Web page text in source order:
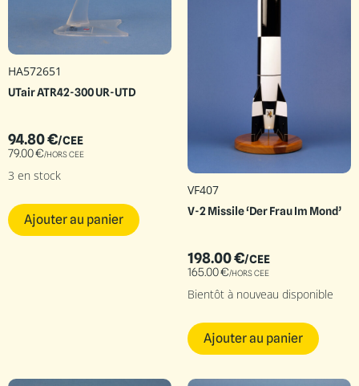
HA572651
UTair ATR42-300 UR-UTD
94.80€/CEE
79.00€/HORS CEE
3 en stock
Ajouter au panier
VF407
V-2 Missile ‘Der Frau Im Mond’
198.00€/CEE
165.00€/HORS CEE
Bientôt à nouveau disponible
Ajouter au panier